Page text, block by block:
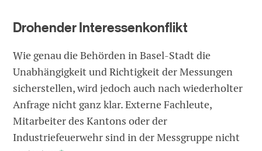
Drohender Interessenkonflikt
Wie genau die Behörden in Basel-Stadt die
Unabhängigkeit und Richtigkeit der Messungen
sicherstellen, wird jedoch auch nach wiederholter
Anfrage nicht ganz klar. Externe Fachleute,
Mitarbeiter des Kantons oder der
Industriefeuerwehr sind in der Messgruppe nicht